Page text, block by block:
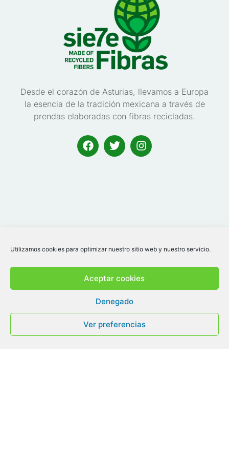
Utilizamos cookies para optimizar nuestro sitio web y nuestro servicio.
Aceptar cookies
Denegado
Ver preferencias
Desde el corazón de Asturias, llevamos a Europa
la esencia de la tradición mexicana a través de
prendas elaboradas con fibras recicladas.
BALALAIKA TEXTIL, S.L
Ruenes, Peñamellera Alta, Asturias | España